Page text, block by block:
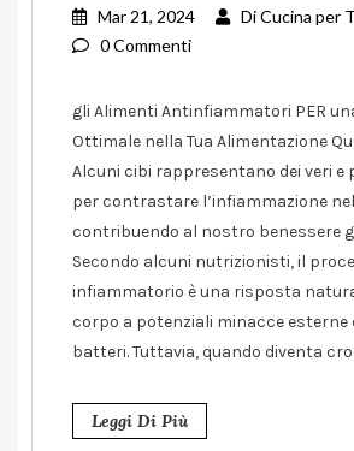
Mar 21, 2024 DiCucina per
0 Commenti
gli Alimenti Antinfiammatori PER
Ottimale nella Tua Alimentazione
Alcuni cibi rappresentano dei veri e
per contrastare l’infiammazione
contribuendo al nostro benessere
Secondo alcuni nutrizionisti, il
infiammatorio è una risposta
corpo a potenziali minacce esterne
batteri. Tuttavia, quando diventa
Leggi Di Più